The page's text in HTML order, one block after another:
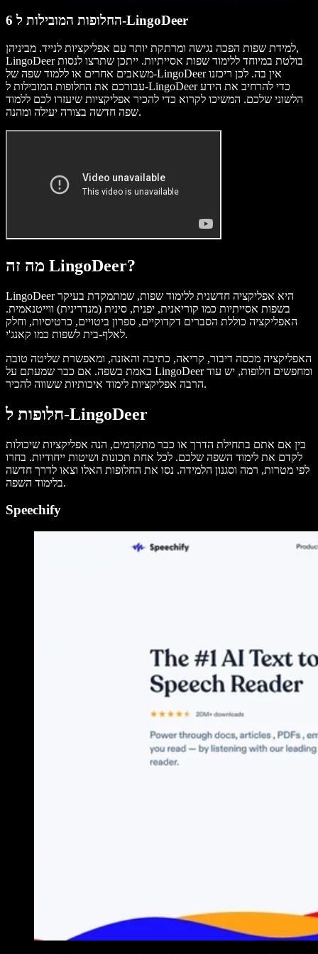
6 החלופות המובילות ל-LingoDeer
למידת שפות הפכה נגישה ומרתקת יותר עם אפליקציות לנייד. מביניהן,
LingoDeer בולטת במיוחד ללימוד שפות אסייתיות. ייתכן שתרצו לנסות
משאבים אחרים או ללמוד שפה של-LingoDeer אין בה. לכן ריכזנו
עבורכם את החלופות המובילות ל-LingoDeer כדי להרחיב את הידע
הלשוני שלכם. המשיכו לקרוא כדי להכיר אפליקציות שיעזרו לכם ללמוד
שפה חדשה בצורה יעילה ומהנה.
מה זה LingoDeer?
LingoDeer היא אפליקציה חדשנית ללימוד שפות, שמתמקדת בעיקר
בשפות אסייתיות כמו קוריאנית, יפנית, סינית (מנדרינית) ווייטנאמית.
האפליקציה כוללת הסברים דקדוקיים, ספרון ביטויים, כרטיסיות, וחלק
לאלף-בית לשפות כמו קאנג'י.
האפליקציה מכסה דיבור, קריאה, כתיבה והאזנה, ומאפשרת שליטה טובה
באמת בשפה. אם כבר שמעתם על LingoDeer ומחפשים חלופות, יש עוד
הרבה אפליקציות לימוד איכותיות ששווה להכיר.
חלופות ל-LingoDeer
בין אם אתם בתחילת הדרך או כבר מתקדמים, הנה אפליקציות שיכולות
לקדם את לימוד השפה שלכם. לכל אחת תכונות ושיטות ייחודיות. בחרו
לפי מטרות, רמה וסגנון הלמידה. נסו את החלופות האלו וצאו לדרך חדשה
בלימוד השפה.
Speechify